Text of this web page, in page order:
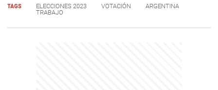
TAGS ELECCIONES 2023 VOTACIÓN
ARGENTINA
TRABAJO